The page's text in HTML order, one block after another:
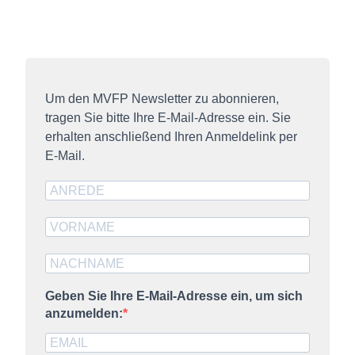
Um den MVFP Newsletter zu abonnieren,
tragen Sie bitte Ihre E-Mail-Adresse ein. Sie
erhalten anschließend Ihren Anmeldelink per
E-Mail.
Geben Sie Ihre E-Mail-Adresse ein, um sich
anzumelden: